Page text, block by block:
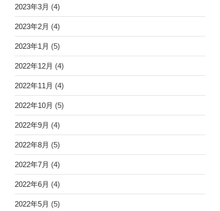
2023年3月 (4)
2023年2月 (4)
2023年1月 (5)
2022年12月 (4)
2022年11月 (4)
2022年10月 (5)
2022年9月 (4)
2022年8月 (5)
2022年7月 (4)
2022年6月 (4)
2022年5月 (5)